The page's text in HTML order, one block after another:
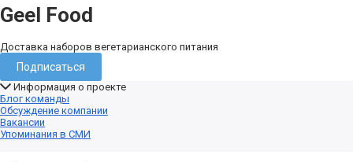
Geel Food
Доставка наборов вегетарианского питания
Подписаться
Информация о проекте
Блог команды
Обсуждение компании
Вакансии
Упоминания в СМИ